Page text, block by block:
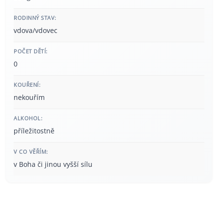
RODINNÝ STAV:
vdova/vdovec
POČET DĚTÍ:
0
KOUŘENÍ:
nekouřím
ALKOHOL:
příležitostně
V CO VĚŘÍM:
v Boha či jinou vyšší sílu